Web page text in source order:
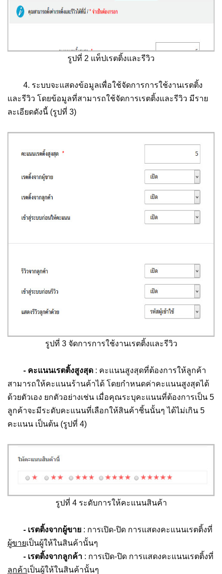
รูปที่ 2 แท็ปเรตติ้งและรีวิว
4. ระบบจะแสดงข้อมูลเพื่อใช้จัดการการใช้งานเรตติ้ง
และรีวิว โดยข้อมูลที่สามารถใช้จัดการเรตติ้งและรีวิว มีราย
ละเอียดดังนี้ (รูปที่ 3)
รูปที่ 3 จัดการการใช้งานเรตติ้งและรีวิว
- คะแนนเรตติ้งสูงสุด : คะแนนสูงสุดที่ต้องการให้ลูกค้า
สามารถให้คะแนนร้านค้าได้ โดยกำหนดค่าคะแนนสูงสุดได้
ด้วยตัวเอง ยกตัวอย่างเช่น เมื่อคุณระบุคะแนนที่ต้องการเป็น 5
ลูกค้าจะมีระดับคะแนนที่เลือกให้สินค้าชิ้นนั้นๆ ได้ไม่เกิน 5
คะแนน เป็นต้น (รูปที่ 4)
รูปที่ 4 ระดับการให้คะแนนสินค้า
- เรตติ้งจากผู้ขาย : การเปิด-ปิด การแสดงคะแนนเรตติ้งที่
ผู้ขายเป็นผู้ให้ในสินค้านั้นๆ
- เรตติ้งจากลูกค้า : การเปิด-ปิด การแสดงคะแนนเรตติ้งที่
ลูกค้าเป็นผู้ให้ในสินค้านั้นๆ